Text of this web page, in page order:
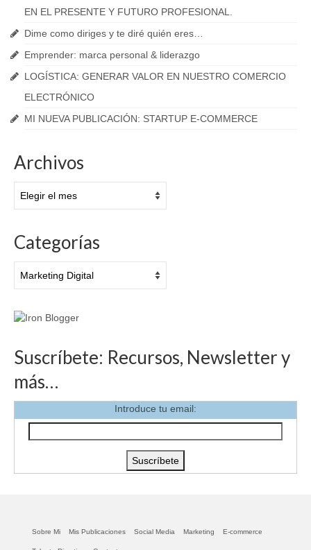
EN EL PRESENTE Y FUTURO PROFESIONAL.
Dime como diriges y te diré quién eres…
Emprender: marca personal & liderazgo
LOGÍSTICA: GENERAR VALOR EN NUESTRO COMERCIO
ELECTRÓNICO
MI NUEVA PUBLICACIÓN: STARTUP E-COMMERCE
Archivos
Categorías
Suscríbete: Recursos, Newsletter y
más…
Introduce tu email:
Sobre Mi Mis Publicaciones Social Media Marketing E-commerce